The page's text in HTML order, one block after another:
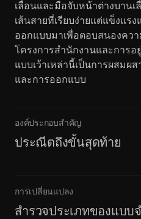
เลื่อนและมือจับหน้าต่างบาน
เส้นสายที่เรียบง่ายแต่แข็งแร
ออกแบบมาเพื่อตอบสนองคว
โครงการสำนักงานและการ
แบบเว้าเหล่านี้เป็นการผสมผ
และการออกแบบ
องค์ประกอบสำคัญ
ประณีตถึงขั้นสุดท้าย
การเปลี่ยนแปลง
สำรวจประเภทของแบบ